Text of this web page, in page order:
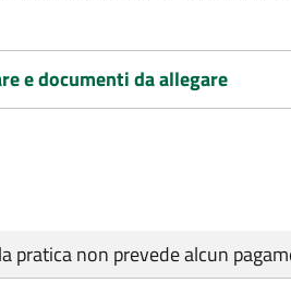
e documenti da allegare
pratica non prevede alcun